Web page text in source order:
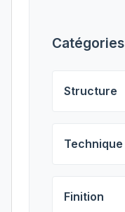
Catégories
Structure
Technique
Finition